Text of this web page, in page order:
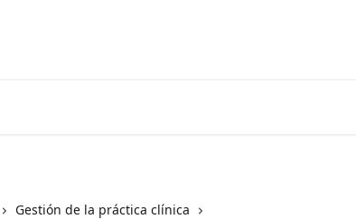
Gestión de la práctica clínica